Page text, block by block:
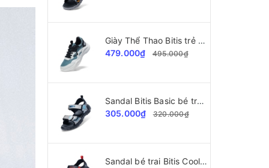
Giày Thể Thao Bitis trẻ em BSB009000
479.000₫
495.000₫
Sandal Bitis Basic bé trai BEB007700
305.000₫
320.000₫
Sandal bé trai Bitis Cool Kids BEB008100